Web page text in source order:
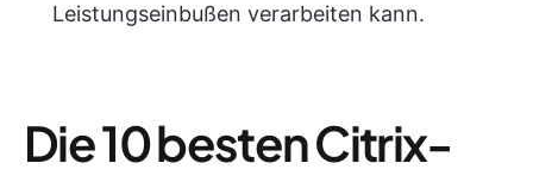
Leistungseinbußen verarbeiten kann.
Die 10 besten Citrix-